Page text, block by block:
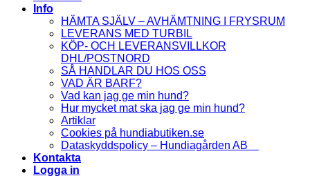
Info
HÄMTA SJÄLV – AVHÄMTNING I FRYSRUM
LEVERANS MED TURBIL
KÖP- OCH LEVERANSVILLKOR
DHL/POSTNORD
SÅ HANDLAR DU HOS OSS
VAD ÄR BARF?
Vad kan jag ge min hund?
Hur mycket mat ska jag ge min hund?
Artiklar
Cookies på hundiabutiken.se
Dataskyddspolicy – Hundiagården AB
Kontakta
Logga in